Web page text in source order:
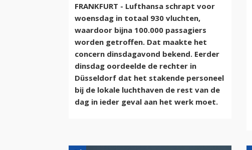
FRANKFURT - Lufthansa schrapt voor
woensdag in totaal 930 vluchten,
waardoor bijna 100.000 passagiers
worden getroffen. Dat maakte het
concern dinsdagavond bekend. Eerder
dinsdag oordeelde de rechter in
Düsseldorf dat het stakende personeel
bij de lokale luchthaven de rest van de
dag in ieder geval aan het werk moet.